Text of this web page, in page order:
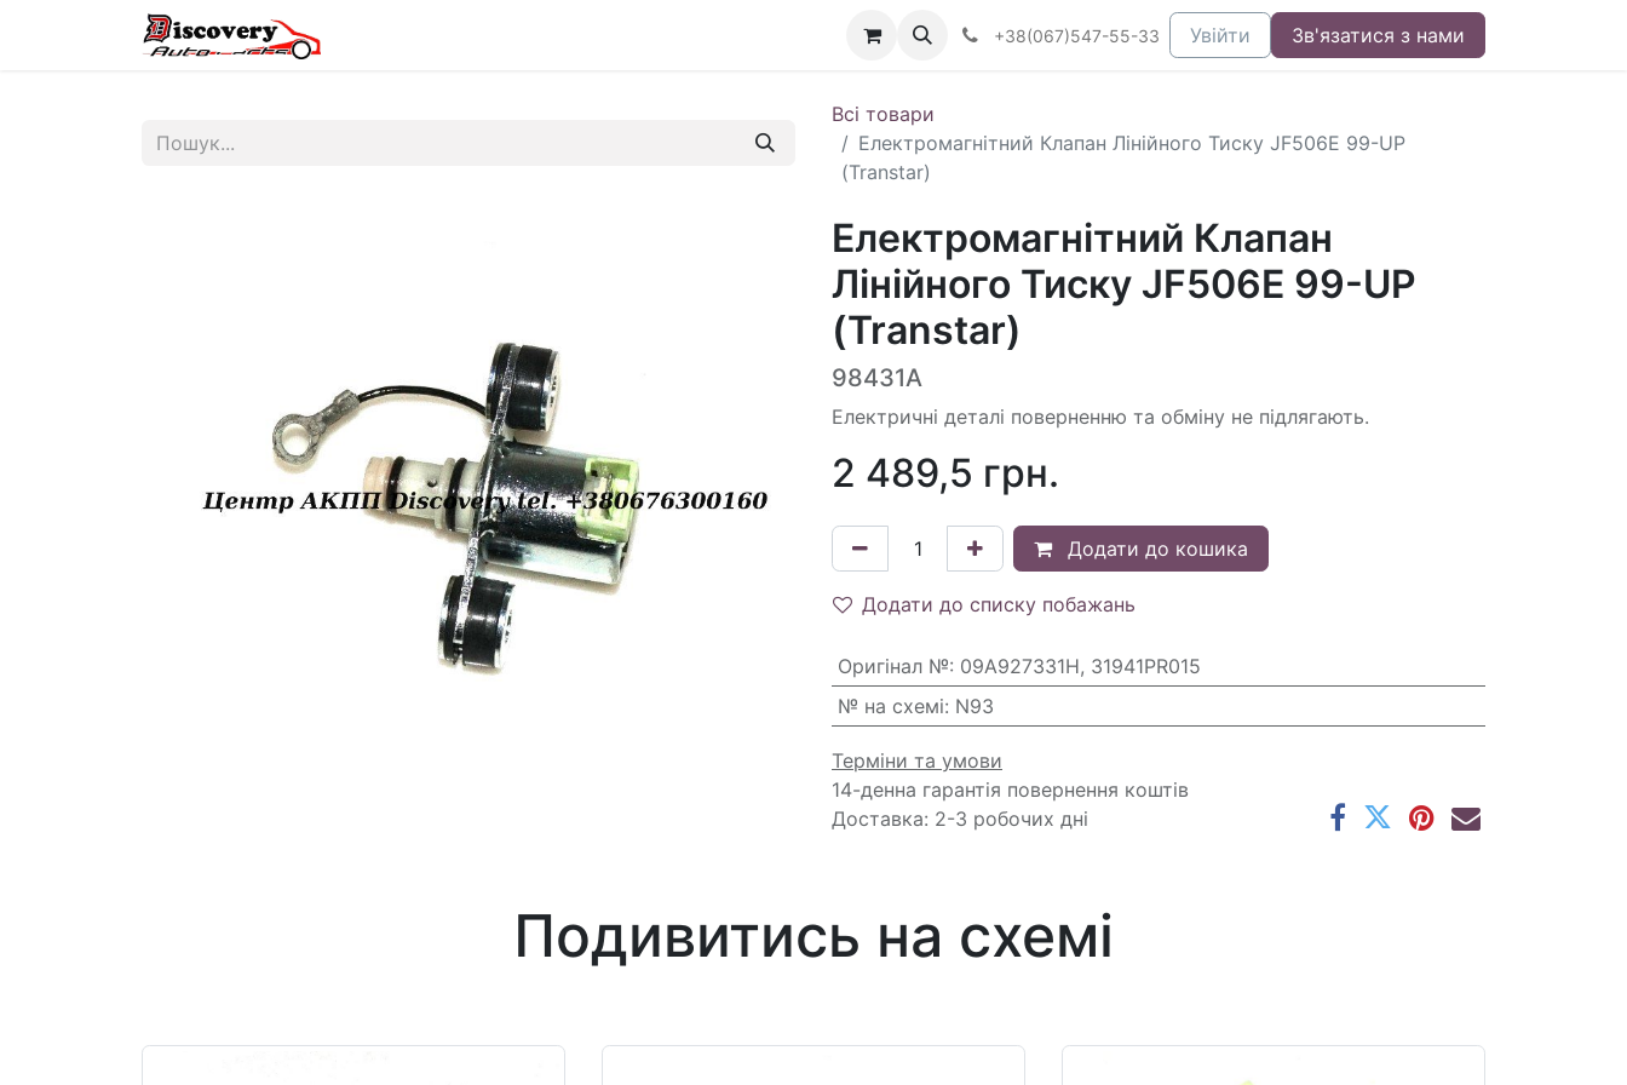
+38(067)547-55-33 Увійти Зв'язатися з нами
Всі товари
Електромагнітний Клапан Лінійного Тиску JF506E 99-UP
(Transtar)
Електромагнітний Клапан
Лінійного Тиску JF506E 99-UP
(Transtar)
98431A
Електричні деталі поверненню та обміну не підлягають.
2 489,5 грн.
Додати до кошика
Додати до списку побажань
Оригінал №: 09A927331H, 31941PR015
№ на схемі: N93
Терміни та умови
14-денна гарантія повернення коштів
Доставка: 2-3 робочих дні
Подивитись на схемі